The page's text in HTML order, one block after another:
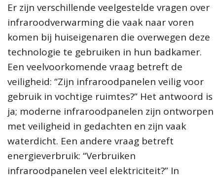
Er zijn verschillende veelgestelde vragen over
infraroodverwarming die vaak naar voren
komen bij huiseigenaren die overwegen deze
technologie te gebruiken in hun badkamer.
Een veelvoorkomende vraag betreft de
veiligheid: “Zijn infraroodpanelen veilig voor
gebruik in vochtige ruimtes?” Het antwoord is
ja; moderne infraroodpanelen zijn ontworpen
met veiligheid in gedachten en zijn vaak
waterdicht. Een andere vraag betreft
energieverbruik: “Verbruiken
infraroodpanelen veel elektriciteit?” In